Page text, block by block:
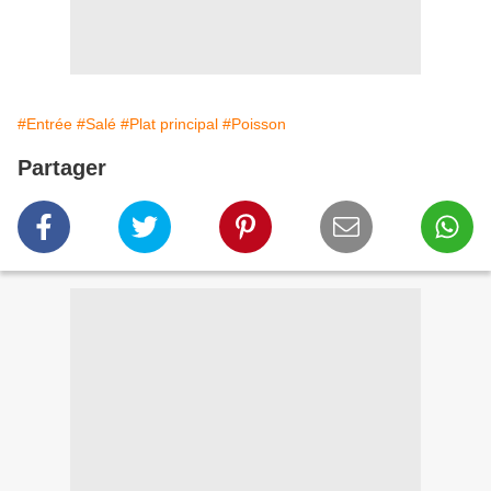
#Entrée #Salé #Plat principal #Poisson
Partager